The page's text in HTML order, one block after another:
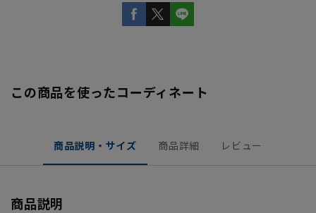
この商品を使ったコーディネート
商品説明・サイズ 商品詳細 レビュー
商品説明